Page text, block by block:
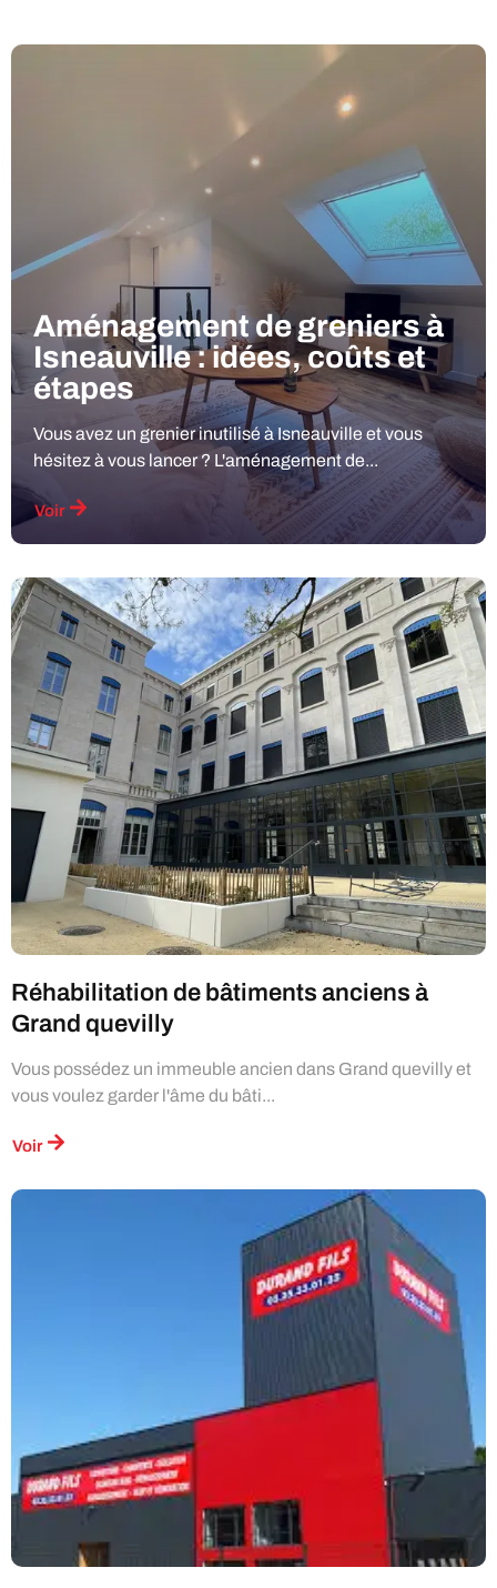
Aménagement de greniers à
Isneauville : idées, coûts et
étapes
Vous avez un grenier inutilisé à Isneauville et vous
hésitez à vous lancer ? L'aménagement de...
Voir
Réhabilitation de bâtiments anciens à
Grand quevilly
Vous possédez un immeuble ancien dans Grand quevilly et
vous voulez garder l'âme du bâti...
Voir